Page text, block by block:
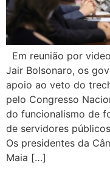
Em reunião por
Jair Bolsonaro, os
apoio ao veto do
pelo Congresso
do funcionalismo de
de servidores
Os presidentes da
Maia […]